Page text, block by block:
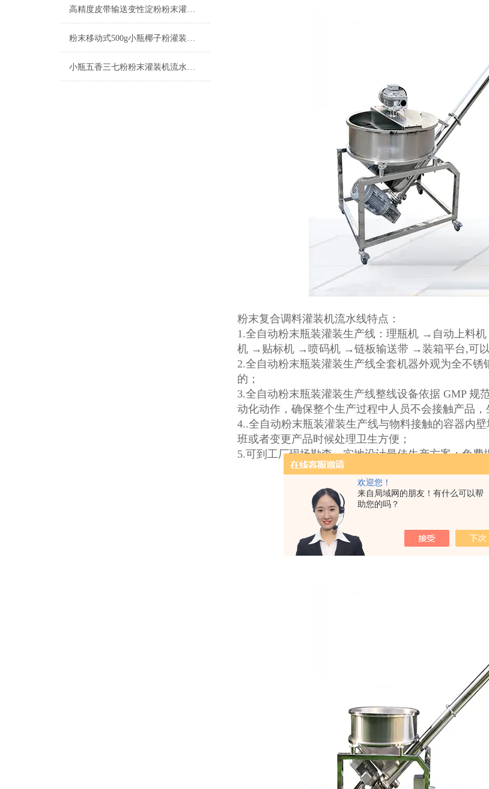
欢迎您！
来自局域网的朋友！有什么可以帮
助您的吗？
高精度皮带输送变性淀粉粉末灌装机流水线
粉末移动式500g小瓶椰子粉灌装机流水线参数
小瓶五香三七粉粉末灌装机流水线产品简介
粉末复合调料灌装机流水线特点：
1.全自动粉末瓶装灌装生产线：理瓶机 →自动上料
机 →贴标机 →喷码机 →链板输送带 →装箱平台,可以
2.全自动粉末瓶装灌装生产线全套机器外观为全不
的；
3.全自动粉末瓶装灌装生产线整线设备依据 GMP 规
动化动作，确保整个生产过程中人员不会接触产品，
4..全自动粉末瓶装灌装生产线与物料接触的容器内
班或者变更产品时候处理卫生方便；
5.可到工厂现场勘查，实地设计最佳生产方案；免费